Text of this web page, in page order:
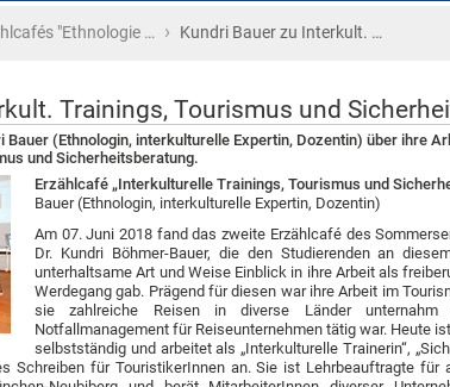
"Ethnologie … › Kundri Bauer zu Interkult. …
Trainings, Tourismus und
Bauer (Ethnologin, interkulturelle Expertin, Dozentin) über ihre
und Sicherheitsberatung.
Erzählcafé „Interkulturelle Trainings, Tourismus und
Bauer (Ethnologin, interkulturelle Expertin, Dozentin)
Am 07. Juni 2018 fand das zweite Erzählcafé des
Dr. Kundri Böhmer-Bauer, die den Studierenden an
unterhaltsame Art und Weise Einblick in ihre Arbeit als
Werdegang gab. Prägend für diesen war ihre Arbeit im
sie zahlreiche Reisen in diverse Länder
Notfallmanagement für Reiseunternehmen tätig war. Heute
selbstständig und arbeitet als „Interkulturelle Trainerin“,
Schreiben für TouristikerInnen an. Sie ist Lehrbeauftragte für